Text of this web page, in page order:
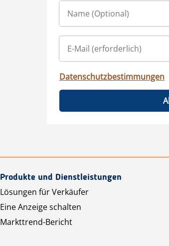
Datenschutzbestimmungen
Produkte und Dienstleistungen
Lösungen für Verkäufer
Eine Anzeige schalten
Markttrend-Bericht